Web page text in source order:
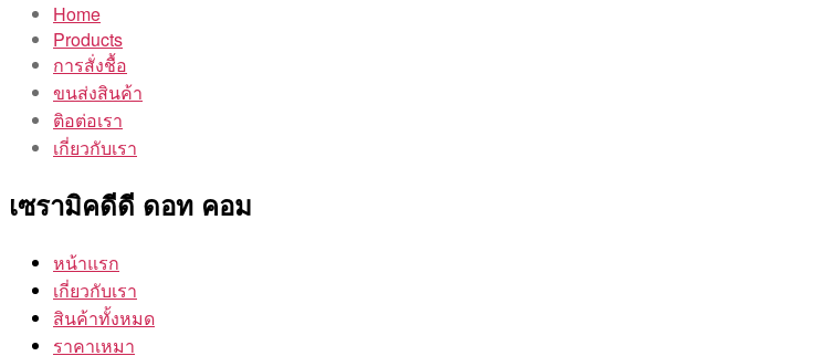
Home
Products
การสั่งชื้อ
ขนส่งสินค้า
ติอต่อเรา
เกี่ยวกับเรา
เซรามิคดีดี ดอท คอม
หน้าแรก
เกี่ยวกับเรา
สินค้าทั้งหมด
ราคาเหมา